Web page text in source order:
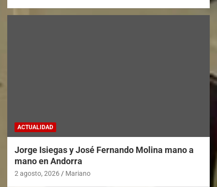
ACTUALIDAD
Jorge Isiegas y José Fernando Molina mano a
mano en Andorra
2 agosto, 2026 Mariano